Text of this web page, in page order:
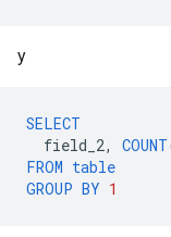
y
SELECT
field_2, COUNT
FROM table
GROUP BY 1